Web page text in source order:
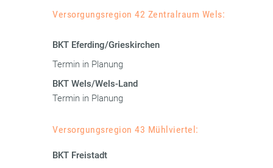
Versorgungsregion 42 Zentralraum Wels:
BKT Eferding/Grieskirchen
Termin in Planung
BKT Wels/Wels-Land
Termin in Planung
Versorgungsregion 43 Mühlviertel:
BKT Freistadt